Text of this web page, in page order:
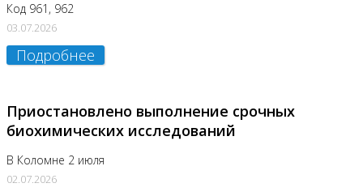
Код 961, 962
03.07.2026
Подробнее
Приостановлено выполнение срочных
биохимических исследований
В Коломне 2 июля
02.07.2026